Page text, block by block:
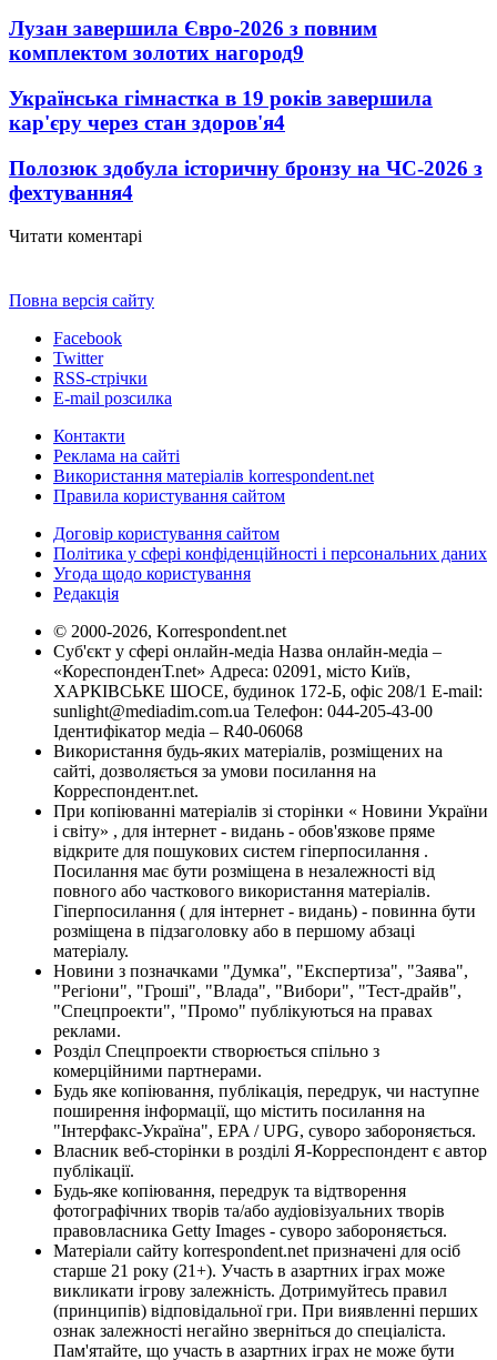
Лузан завершила Євро-2026 з повним
комплектом золотих нагород9
Українська гімнастка в 19 років завершила
кар'єру через стан здоров'я4
Полозюк здобула історичну бронзу на ЧС-2026 з
фехтування4
Читати коментарі
Повна версія сайту
Facebook
Twitter
RSS-стрічки
E-mail розсилка
Контакти
Реклама на сайті
Використання матеріалів korrespondent.net
Правила користування сайтом
Договір користування сайтом
Політика у сфері конфіденційності і персональних даних
Угода щодо користування
Редакція
© 2000-2026, Korrespondent.net
Суб'єкт у сфері онлайн-медіа Назва онлайн-медіа –
«КореспонденТ.net» Адреса: 02091, місто Київ,
ХАРКІВСЬКЕ ШОСЕ, будинок 172-Б, офіс 208/1 E-mail:
sunlight@mediadim.com.ua Телефон: 044-205-43-00
Ідентифікатор медіа – R40-06068
Використання будь-яких матеріалів, розміщених на
сайті, дозволяється за умови посилання на
Корреспондент.net.
При копіюванні матеріалів зі сторінки « Новини України
і світу» , для інтернет - видань - обов'язкове пряме
відкрите для пошукових систем гіперпосилання .
Посилання має бути розміщена в незалежності від
повного або часткового використання матеріалів.
Гіперпосилання ( для інтернет - видань) - повинна бути
розміщена в підзаголовку або в першому абзаці
матеріалу.
Новини з позначками "Думка", "Експертиза", "Заява",
"Регіони", "Гроші", "Влада", "Вибори", "Тест-драйв",
"Спецпроекти", "Промо" публікуються на правах
реклами.
Розділ Спецпроекти створюється спільно з
комерційними партнерами.
Будь яке копіювання, публікація, передрук, чи наступне
поширення інформації, що містить посилання на
"Інтерфакс-Україна", EPA / UPG, суворо забороняється.
Власник веб-сторінки в розділі Я-Корреспондент є автор
публікації.
Будь-яке копіювання, передрук та відтворення
фотографічних творів та/або аудіовізуальних творів
правовласника Getty Images - суворо забороняється.
Матеріали сайту korrespondent.net призначені для осіб
старше 21 року (21+). Участь в азартних іграх може
викликати ігрову залежність. Дотримуйтесь правил
(принципів) відповідальної гри. При виявленні перших
ознак залежності негайно зверніться до спеціаліста.
Пам'ятайте, що участь в азартних іграх не може бути